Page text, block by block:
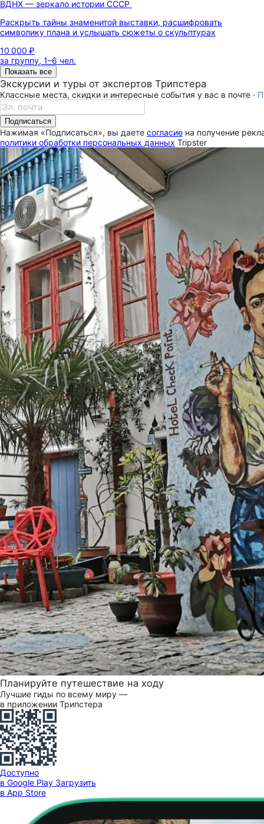
ВДНХ — зеркало истории СССР
Раскрыть тайны знаменитой выставки, расшифровать
символику плана и услышать сюжеты о скульптурах
10 000 ₽
за группу, 1–6 чел.
Показать все
Экскурсии и туры от экспертов Трипстера
Классные места, скидки и интересные события у вас в почте ·
Подписаться
Нажимая «Подписаться», вы даете согласие на получение
политики обработки персональных данных Tripster
Планируйте путешествие на ходу
Лучшие гиды по всему миру —
в приложении Трипстера
Доступно
в Google Play Загрузить
в App Store